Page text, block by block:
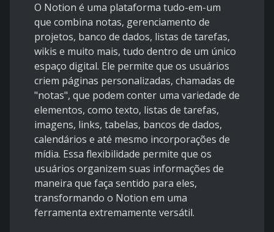
O Notion é uma plataforma tudo-em-um
que combina notas, gerenciamento de
projetos, banco de dados, listas de tarefas,
wikis e muito mais, tudo dentro de um único
espaço digital. Ele permite que os usuários
criem páginas personalizadas, chamadas de
"notas", que podem conter uma variedade de
elementos, como texto, listas de tarefas,
imagens, links, tabelas, bancos de dados,
calendários e até mesmo incorporações de
mídia. Essa flexibilidade permite que os
usuários organizem suas informações de
maneira que faça sentido para eles,
transformando o Notion em uma
ferramenta extremamente versátil.